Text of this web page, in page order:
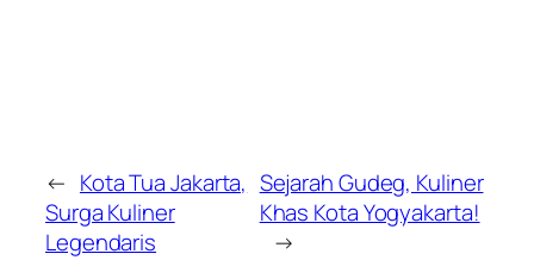
← Kota Tua Jakarta,
Surga Kuliner
Legendaris
Sejarah Gudeg, Kuliner
Khas Kota Yogyakarta!
→